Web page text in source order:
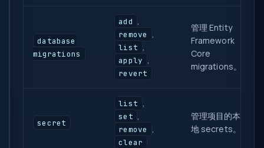
database
migrations
add
remove
list
apply
revert
管理 Entity
Framework
Core
migrations。
secret
list
set
remove
clear
管理项目的本
地 secrets。